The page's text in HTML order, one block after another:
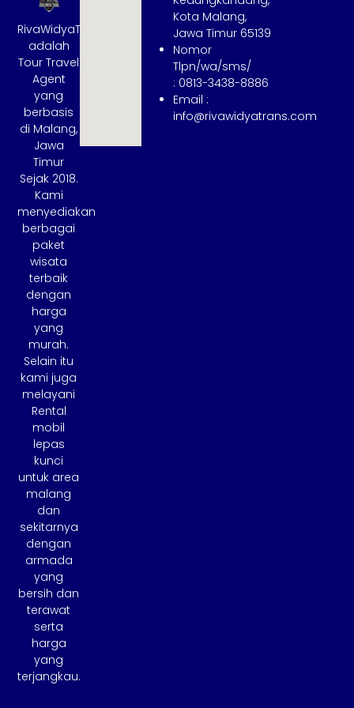
RivaWidyaTrans
adalah
Tour Travel
Agent
yang
berbasis
di Malang,
Jawa
Timur
Sejak 2018.
Kami
menyediakan
berbagai
paket
wisata
terbaik
dengan
harga
yang
murah.
Selain itu
kami juga
melayani
Rental
mobil
lepas
kunci
untuk area
malang
dan
sekitarnya
dengan
armada
yang
bersih dan
terawat
serta
harga
yang
terjangkau.
Kota Malang,
Jawa Timur 65139
Nomor
Tlpn/wa/sms/
: 0813-3438-8886
Email :
info@rivawidyatrans.com